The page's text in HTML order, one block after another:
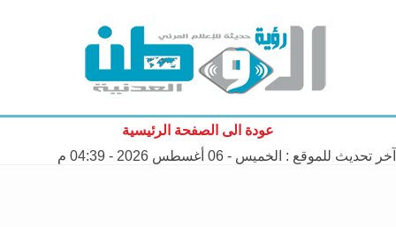
عودة الى الصفحة الرئيسية
آخر تحديث للموقع : الخميس - 06 أغسطس 2026 - 04:39 م